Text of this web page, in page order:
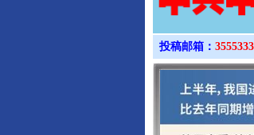
投稿邮箱：
完善运行